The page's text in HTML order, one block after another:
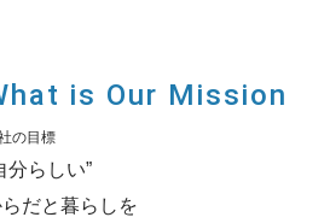
is Our Mission
の目標
分らしい”
だと暮らしを